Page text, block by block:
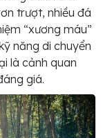
trượt, nhiều đá
“xương máu”
năng di chuyển
là cảnh quan
giá.